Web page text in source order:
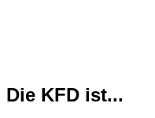
Die KFD ist...